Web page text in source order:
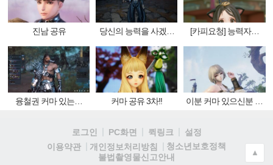
진남 공유
당신의 능력을 사겠습
[카피요청] 능력자분
융철권 커마 있는사
커마 공유 3차!!
이분 커마 있으신분 공
로그인
PC화면 퀵링크
설정
이용약관
개인정보처리방침
청소년보호정책
불법촬영물신고안내
▲